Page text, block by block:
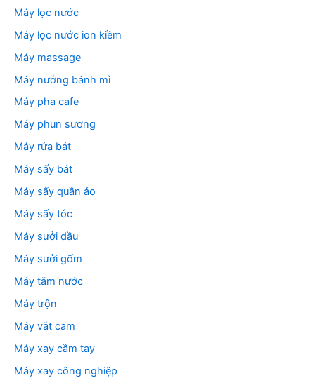
Máy lọc nước
Máy lọc nước ion kiềm
Máy massage
Máy nướng bánh mì
Máy pha cafe
Máy phun sương
Máy rửa bát
Máy sấy bát
Máy sấy quần áo
Máy sấy tóc
Máy sưởi dầu
Máy sưởi gốm
Máy tăm nước
Máy trộn
Máy vắt cam
Máy xay cầm tay
Máy xay công nghiệp